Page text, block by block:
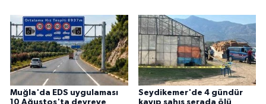
Muğla'da EDS uygulaması
10 Ağustos'ta devreye
Seydikemer'de 4 gündür
kayıp şahıs serada ölü